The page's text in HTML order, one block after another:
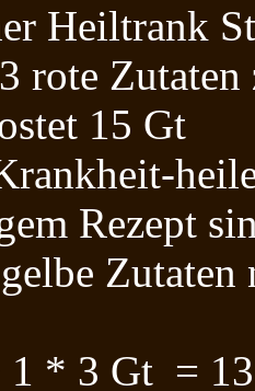
Heiltrank
rote
15 Gt
Rezept
* 3 Gt = 13